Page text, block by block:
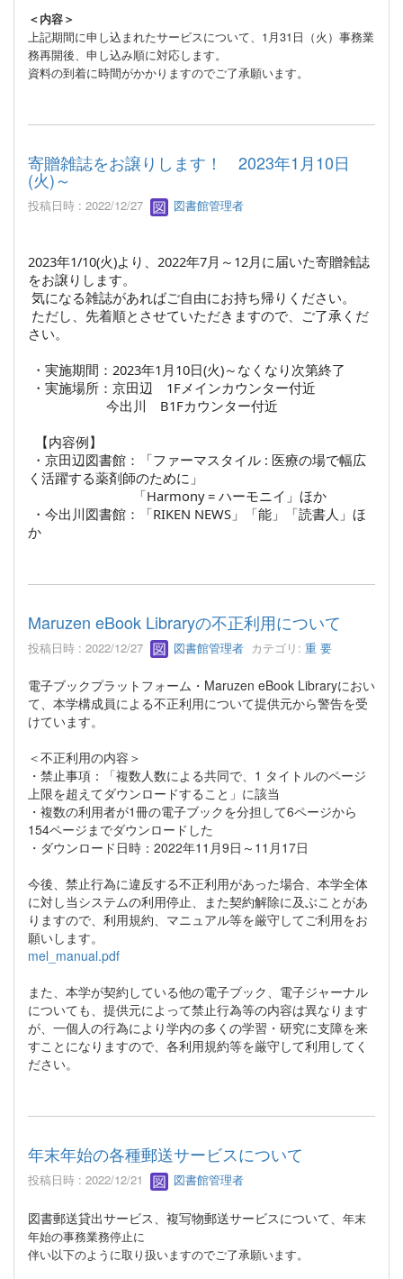
＜内容＞
上記期間に申し込まれたサービスについて、1月31日（火）事務業
務再開後、申し込み順に対応します。
資料の到着に時間がかかりますのでご了承願います。
寄贈雑誌をお譲りします！ 2023年1月10日
(火)～
投稿日時 : 2022/12/27 図書館管理者
2023年1/10(火)より、2022年7月～12月に届いた寄贈雑誌
をお譲りします。
気になる雑誌があればご自由にお持ち帰りください。
ただし、先着順とさせていただきますので、ご了承くだ
さい。
・実施期間：2023年1月10日(火)～なくなり次第終了
・実施場所：京田辺 1Fメインカウンター付近
今出川 B1Fカウンター付近
【内容例】
・京田辺図書館：「ファーマスタイル : 医療の場で幅広
く活躍する薬剤師のために」
「Harmony = ハーモニイ」ほか
・今出川図書館：「RIKEN NEWS」「能」「読書人」ほ
か
Maruzen eBook Libraryの不正利用について
投稿日時 : 2022/12/27 図書館管理者 カテゴリ: 重 要
電子ブックプラットフォーム・Maruzen eBook Libraryにおい
て、本学構成員による不正利用について提供元から警告を受
けています。
＜不正利用の内容＞
・禁止事項：「複数人数による共同で、1 タイトルのページ
上限を超えてダウンロードすること」に該当
・複数の利用者が1冊の電子ブックを分担して6ページから
154ページまでダウンロードした
・ダウンロード日時：2022年11月9日～11月17日
今後、禁止行為に違反する不正利用があった場合、本学全体
に対し当システムの利用停止、また契約解除に及ぶことがあ
りますので、利用規約、マニュアル等を厳守してご利用をお
願いします。
mel_manual.pdf
また、本学が契約している他の電子ブック、電子ジャーナル
についても、提供元によって禁止行為等の内容は異なります
が、一個人の行為により学内の多くの学習・研究に支障を来
すことになりますので、各利用規約等を厳守して利用してく
ださい。
年末年始の各種郵送サービスについて
投稿日時 : 2022/12/21 図書館管理者
図書郵送貸出サービス、複写物郵送サービスについて、 年末
年始の事務業務停止に
伴い以下のように取り扱いますのでご了承願います。